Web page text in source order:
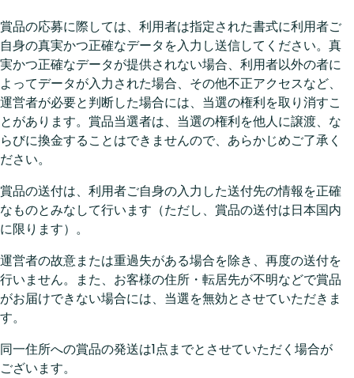
賞品の応募に際しては、利用者は指定された書式に利用者ご
自身の真実かつ正確なデータを入力し送信してください。真
実かつ正確なデータが提供されない場合、利用者以外の者に
よってデータが入力された場合、その他不正アクセスなど、
運営者が必要と判断した場合には、当選の権利を取り消すこ
とがあります。賞品当選者は、当選の権利を他人に譲渡、な
らびに換金することはできませんので、あらかじめご了承く
ださい。
賞品の送付は、利用者ご自身の入力した送付先の情報を正確
なものとみなして行います（ただし、賞品の送付は日本国内
に限ります）。
運営者の故意または重過失がある場合を除き、再度の送付を
行いません。また、お客様の住所・転居先が不明などで賞品
がお届けできない場合には、当選を無効とさせていただきま
す。
同一住所への賞品の発送は1点までとさせていただく場合が
ございます。